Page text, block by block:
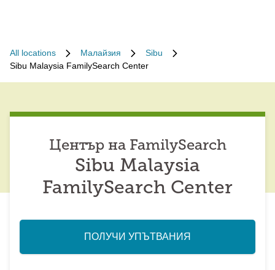
All locations Малайзия
Sibu
Sibu Malaysia FamilySearch Center
Център на FamilySearch
Sibu Malaysia
FamilySearch Center
ПОЛУЧИ УПЪТВАНИЯ